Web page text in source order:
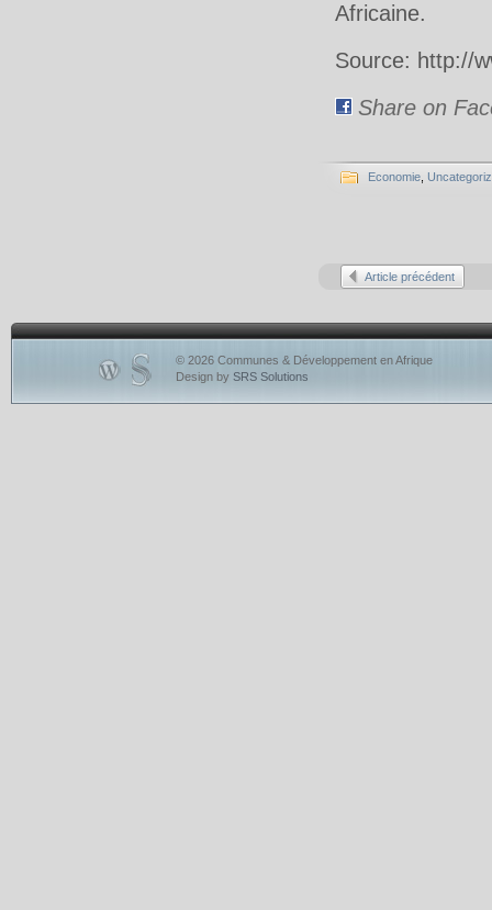
Africaine.
Source: http://
Share on
Economie
Article précédent
© 2026 Communes & Développement en Afrique
Design by SRS Solutions